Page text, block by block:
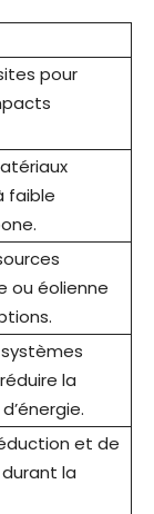
pour
faible
ou éolienne
la
et de
la